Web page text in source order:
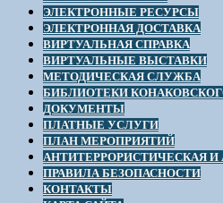
ЭЛЕКТРОННЫЕ РЕСУРСЫ
ЭЛЕКТРОННАЯ ДОСТАВКА
ВИРТУАЛЬНАЯ СПРАВКА
ВИРТУАЛЬНЫЕ ВЫСТАВКИ
МЕТОДИЧЕСКАЯ СЛУЖБА
БИБЛИОТЕКИ
ДОКУМЕНТЫ
ПЛАТНЫЕ УСЛУГИ
ПЛАН МЕРОПРИЯТИЙ
АНТИТЕРРОРИСТИЧЕСКАЯ
ПРАВИЛА БЕЗОПАСНОСТИ
КОНТАКТЫ